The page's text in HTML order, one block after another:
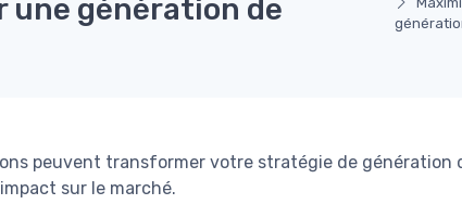
une génération de
peuvent transformer votre stratégie de génération
sur le marché.